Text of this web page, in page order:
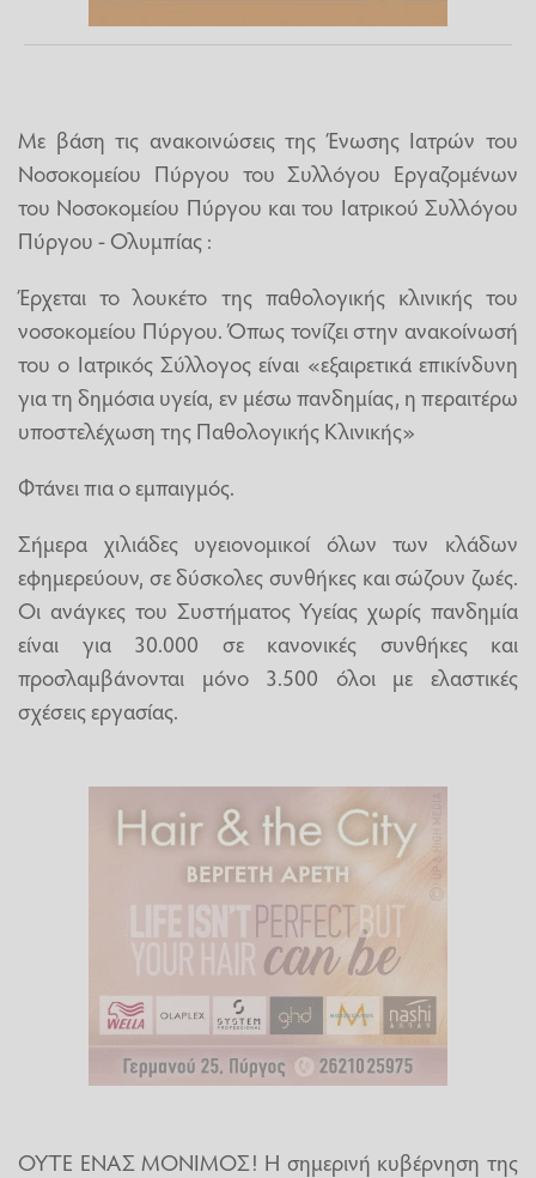
Με βάση τις ανακοινώσεις της Ένωσης Ιατρών του
Νοσοκομείου Πύργου του Συλλόγου Εργαζομένων
του Νοσοκομείου Πύργου και του Ιατρικού Συλλόγου
Πύργου - Ολυμπίας :
Έρχεται το λουκέτο της παθολογικής κλινικής του
νοσοκομείου Πύργου. Όπως τονίζει στην ανακοίνωσή
του ο Ιατρικός Σύλλογος είναι «εξαιρετικά επικίνδυνη
για τη δημόσια υγεία, εν μέσω πανδημίας, η περαιτέρω
υποστελέχωση της Παθολογικής Κλινικής»
Φτάνει πια ο εμπαιγμός.
Σήμερα χιλιάδες υγειονομικοί όλων των κλάδων
εφημερεύουν, σε δύσκολες συνθήκες και σώζουν ζωές.
Οι ανάγκες του Συστήματος Υγείας χωρίς πανδημία
είναι για 30.000 σε κανονικές συνθήκες και
προσλαμβάνονται μόνο 3.500 όλοι με ελαστικές
σχέσεις εργασίας.
ΟΥΤΕ ΕΝΑΣ ΜΟΝΙΜΟΣ! Η σημερινή κυβέρνηση της